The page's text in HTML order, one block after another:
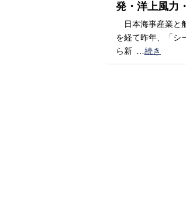
発・洋上風力
日本海事産業と
を経て昨年、「シ
ら新
続き